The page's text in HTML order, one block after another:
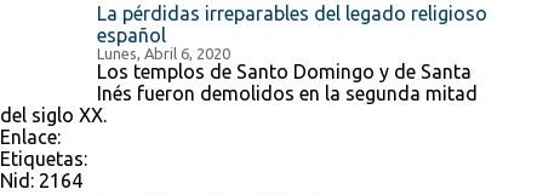
La pérdidas irreparables del legado religioso
español
Lunes, Abril 6, 2020
Los templos de Santo Domingo y de Santa
Inés fueron demolidos en la segunda mitad
del siglo XX.
Enlace:
Etiquetas:
Nid: 2164